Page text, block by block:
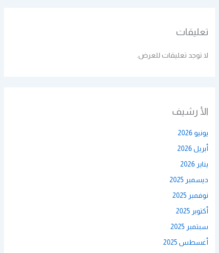
تعليقات
لا توجد تعليقات للعرض.
الأ رشيف
يونيو 2026
أبريل 2026
يناير 2026
ديسمبر 2025
نوفمبر 2025
أكتوبر 2025
سبتمبر 2025
أغسطس 2025